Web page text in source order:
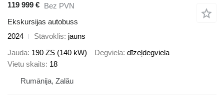
119 999 € Bez PVN
Ekskursijas autobuss
2024
Stāvoklis jauns
Jauda 190 ZS (140 kW) Degviela dīzeļdegviela
Vietu skaits 18
Rumānija, Zalău